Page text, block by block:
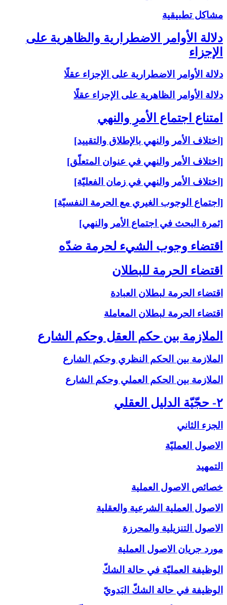
مشاكل تطبيقية
دلالة الأوامر الاضطرارية والظاهرية على
الإجزاء
دلالة الأوامر الاضطرارية على الإجزاء عقلًا
دلالة الأوامر الظاهرية على الإجزاء عقلًا
امتناع اجتماع الأمرِ والنهي‏
[اختلاف الأمر والنهي بالإطلاق والتقييد]
[اختلاف الأمر والنهي في عنوان المتعلّق]
[اختلاف الأمر والنهي في زمان الفعليّة]
[اجتماع الوجوب الغيري مع الحرمة النفسيّة]
[ثمرة البحث في اجتماع الأمر والنهي]
اقتضاء وجوب الشي‏ء لحرمة ضدّه‏
اقتضاء الحرمة للبطلان‏
اقتضاء الحرمة لبطلان العبادة
اقتضاء الحرمة لبطلان المعاملة
الملازمة بين حكم العقل وحكم الشارع‏
الملازمة بين الحكم النظري وحكم الشارع
الملازمة بين الحكم العملي وحكم الشارع
۲- حجّيّة الدليل العقلي‏
الجزء الثاني
الاصول العمليّة
التمهيد
خصائص الاصول العملية
الاصول العملية الشرعية والعقلية
الاصول التنزيلية والمحرزة
مورد جريان الاصول العملية
الوظيفة العمليّة في حالة الشكّ‏
الوظيفة في حالة الشكّ البَدويّ